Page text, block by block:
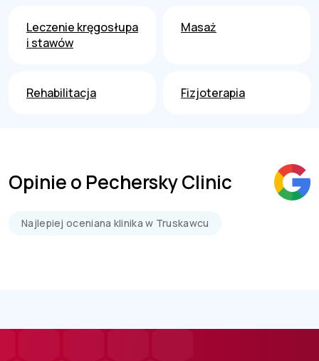
Leczenie kręgosłupa
i stawów
Masaż
Rehabilitacja Fizjoterapia
Opinie o Pechersky Clinic
Najlepiej oceniana klinika w Truskawcu